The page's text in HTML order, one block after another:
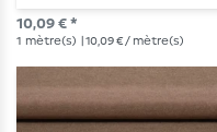
10,09 € *
1 mètre(s) | 10,09 € / mètre(s)